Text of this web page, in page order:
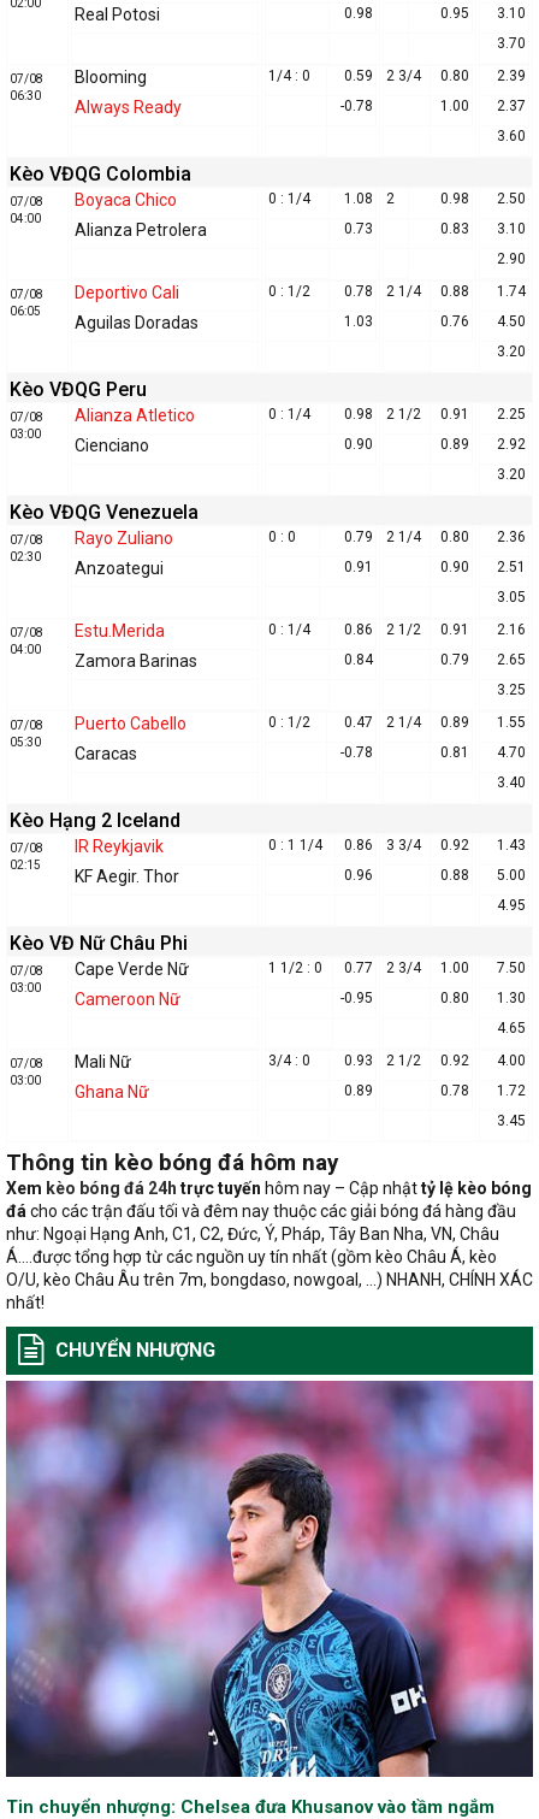
02:00
Real Potosi 0.98 0.95
3.10
3.70
07/08
06:30
Blooming
Always Ready
1/4 : 0
0.59
-0.78
2 3/4
0.80
1.00
2.39
2.37
3.60
Kèo VĐQG Colombia
07/08
04:00
Boyaca Chico
Alianza Petrolera
0 : 1/4
1.08
0.73
2
0.98
0.83
2.50
3.10
2.90
07/08
06:05
Deportivo Cali
Aguilas Doradas
0 : 1/2
0.78
1.03
2 1/4
0.88
0.76
1.74
4.50
3.20
Kèo VĐQG Peru
07/08
03:00
Alianza Atletico
Cienciano
0 : 1/4
0.98
0.90
2 1/2
0.91
0.89
2.25
2.92
3.20
Kèo VĐQG Venezuela
07/08
02:30
Rayo Zuliano
Anzoategui
0 : 0
0.79
0.91
2 1/4
0.80
0.90
2.36
2.51
3.05
07/08
04:00
Estu.Merida
Zamora Barinas
0 : 1/4
0.86
0.84
2 1/2
0.91
0.79
2.16
2.65
3.25
07/08
05:30
Puerto Cabello
Caracas
0 : 1/2
0.47
-0.78
2 1/4
0.89
0.81
1.55
4.70
3.40
Kèo Hạng 2 Iceland
07/08
02:15
IR Reykjavik
KF Aegir. Thor
0 : 1 1/4
0.86
0.96
3 3/4
0.92
0.88
1.43
5.00
4.95
Kèo VĐ Nữ Châu Phi
07/08
03:00
Cape Verde Nữ
Cameroon Nữ
1 1/2 : 0
0.77
-0.95
2 3/4
1.00
0.80
7.50
1.30
4.65
07/08
03:00
Mali Nữ
Ghana Nữ
3/4 : 0
0.93
0.89
2 1/2
0.92
0.78
4.00
1.72
3.45
Thông tin kèo bóng đá hôm nay
Xem kèo bóng đá 24h trực tuyến hôm nay – Cập nhậttỷ lệ kèo bóng
đá cho các trận đấu tối và đêm nay thuộc các giải bóng đá hàng đầu
như: Ngoại Hạng Anh, C1, C2, Đức, Ý, Pháp, Tây Ban Nha, VN, Châu
Á….được tổng hợp từ các nguồn uy tín nhất (gồm kèo Châu Á, kèo
O/U, kèo Châu Âu trên 7m, bongdaso, nowgoal, …) NHANH, CHÍNH XÁC
nhất!
CHUYỂN NHƯỢNG
Tin chuyển nhượng: Chelsea đưa Khusanov vào tầm ngắm